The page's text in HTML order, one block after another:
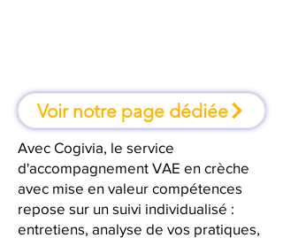
Voir notre page dédiée
Avec Cogivia, le service
d'accompagnement VAE en crèche
avec mise en valeur compétences
repose sur un suivi individualisé :
entretiens, analyse de vos pratiques,